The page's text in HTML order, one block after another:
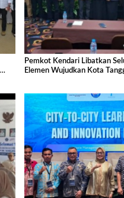
Pemkot Kendari Libatkan
Elemen Wujudkan Kota